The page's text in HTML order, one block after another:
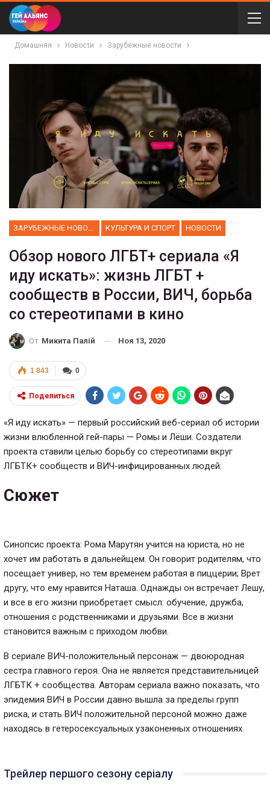
Домашняя Новости Зарубежные новости
КУЛЬТУРА И СПОРТ НОВОСТИ
Обзор нового ЛГБТ+ сериала «Я
иду искать»: жизнь ЛГБТ +
сообществ в России, ВИЧ, борьба
со стереотипами в кино
От Микита Палій Ноя 13, 2020
0
1 843
Поделиться
«Я иду искать» — первый российский веб-сериал об истории
жизни влюбленной гей-пары — Ромы и Лёши. Создатели
проекта ставили целью борьбу со стереотипами вкруг
ЛГБТК+ сообществ и ВИЧ-инфицированных людей.
Сюжет
Синопсис проекта: Рома Марутян учится на юриста, но не
хочет им работать в дальнейщем. Он говорит родителям, что
посещает универ, но тем временем работая в пиццерии; Врет
другу, что ему нравится Наташа. Однажды он встречает Лешу,
и все в его жизни приобретает смысл: обучение, дружба,
отношения с родственниками и друзьями. Все в жизни
становится важным с приходом любви.
В сериале ВИЧ-положительный персонаж — двоюродная
сестра главного героя. Она не является представительницей
ЛГБТК + сообщества. Авторам сериала важно показать, что
эпидемия ВИЧ в России давно вышла за пределы групп
риска, и стать ВИЧ положительной персоной можно даже
находясь в гетеросексуальных узаконенных отношениях.
Трейлер першого сезону серіалу